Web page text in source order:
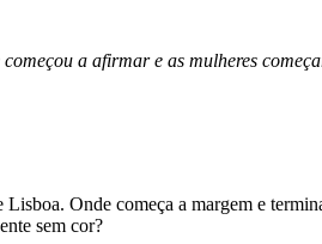
a afirmar e as mulheres
Onde começa a margem e
sem cor?